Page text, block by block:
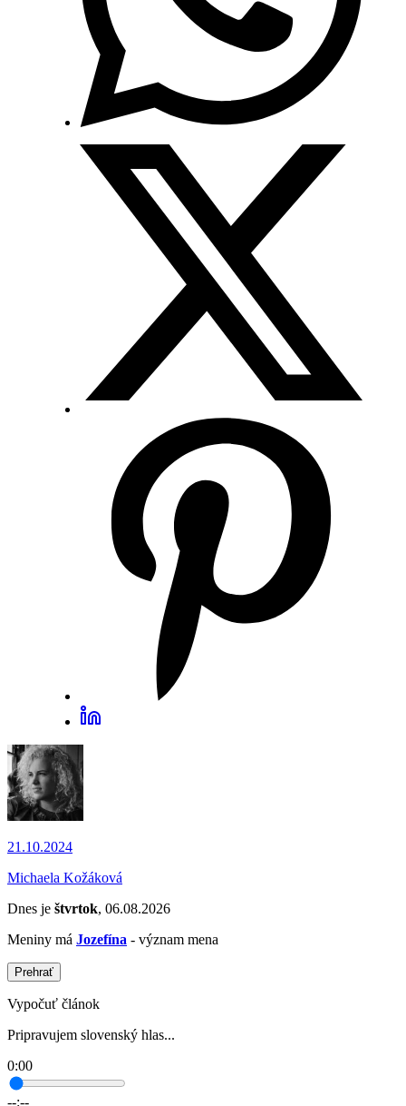
21.10.2024
Michaela Kožáková
Dnes je štvrtok, 06.08.2026
Meniny má Jozefína - význam mena
Prehrať
Vypočuť článok
Pripravujem slovenský hlas...
0:00
--:--